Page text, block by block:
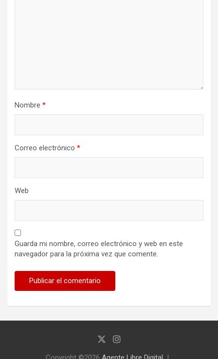
Nombre *
Correo electrónico *
Web
Guarda mi nombre, correo electrónico y web en este
navegador para la próxima vez que comente.